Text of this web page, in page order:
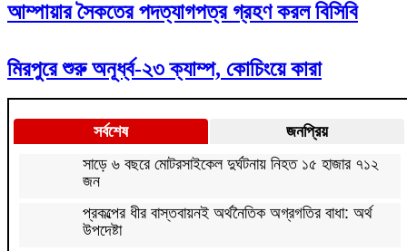
আম্পায়ার সৈকতের পদত্যাগপত্র গ্রহণ করল বিসিবি
মিরপুরে শুরু অনূর্ধ্ব-২৩ ক্যাম্প, কোচিংয়ে কারা
সর্বশেষ
জনপ্রিয়
সাড়ে ৬ বছরে মোটরসাইকেল দুর্ঘটনায় নিহত ১৫ হাজার ৭১২
জন
প্রকল্পের ধীর বাস্তবায়নই অর্থনৈতিক অগ্রগতির বাধা: অর্থ
উপদেষ্টা